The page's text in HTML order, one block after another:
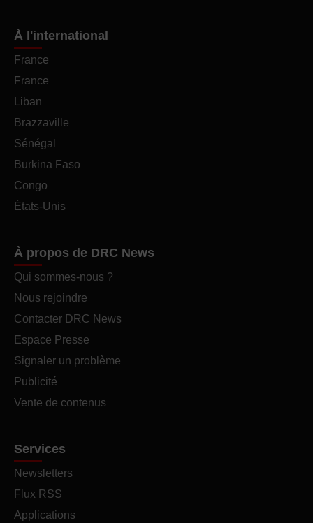
À l'international
France
France
Liban
Brazzaville
Sénégal
Burkina Faso
Congo
États-Unis
À propos de DRC News
Qui sommes-nous ?
Nous rejoindre
Contacter DRC News
Espace Presse
Signaler un problème
Publicité
Vente de contenus
Services
Newsletters
Flux RSS
Applications